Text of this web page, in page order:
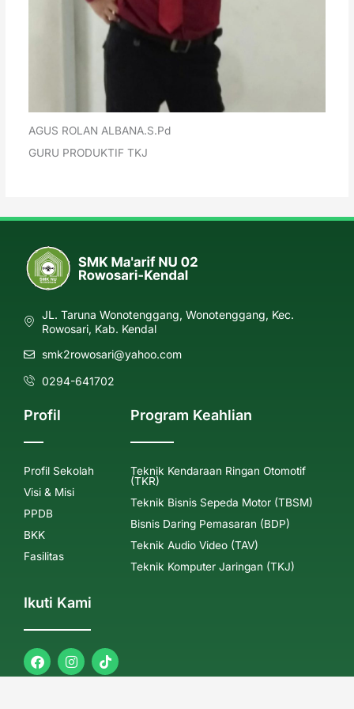
AGUS ROLAN ALBANA.S.Pd
GURU PRODUKTIF TKJ
JL. Taruna Wonotenggang, Wonotenggang, Kec.
Rowosari, Kab. Kendal
smk2rowosari@yahoo.com
0294-641702
Profil
Profil Sekolah
Visi & Misi
PPDB
BKK
Fasilitas
Program Keahlian
Teknik Kendaraan Ringan Otomotif
(TKR)
Teknik Bisnis Sepeda Motor (TBSM)
Bisnis Daring Pemasaran (BDP)
Teknik Audio Video (TAV)
Teknik Komputer Jaringan (TKJ)
Ikuti Kami
F
a
c
I
n
s